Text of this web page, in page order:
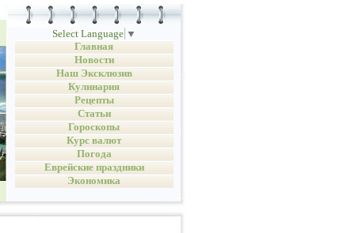
Select Language ▼
Главная
Новости
Наш Эксклюзив
Кулинария
Рецепты
Статьи
Гороскопы
Курс валют
Погода
Еврейские праздники
Экономика